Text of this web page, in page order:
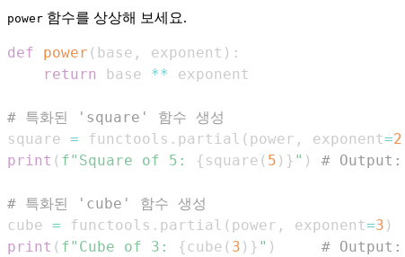
power 함수를 상상해 보세요.
def power ( base , exponent ) :
return
base **
# 특화된 'square' 함수 생성
square = functools . partial ( power , exponent=2
print ( f"Square of 5: { square ( 5 ) } " ) #
# 특화된 'cube' 함수 생성
cube = functools . partial ( power , exponent=3 )
print ( f"Cube of 3: { cube ( 3 ) } " ) #